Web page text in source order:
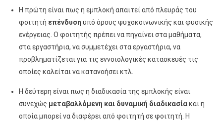
Η πρώτη είναι πως η εμπλοκή απαιτεί από πλευράς του
φοιτητή επένδυση υπό όρους ψυχοκοινωνικής και φυσικής
ενέργειας. Ο φοιτητής πρέπει να πηγαίνει στα μαθήματα,
στα εργαστήρια, να συμμετέχει στα εργαστήρια, να
προβληματίζεται για τις εννοιολογικές κατασκευές τις
οποίες καλείται να κατανοήσει κτλ.
Η δεύτερη είναι πως η διαδικασία της εμπλοκής είναι
συνεχώς μεταβαλλόμενη και δυναμική διαδικασίακαι η
οποία μπορεί να διαφέρει από φοιτητή σε φοιτητή. Η